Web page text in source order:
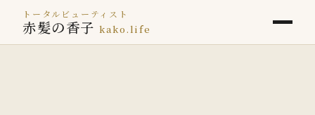
トータルビューティスト
赤髪の香子kako.life